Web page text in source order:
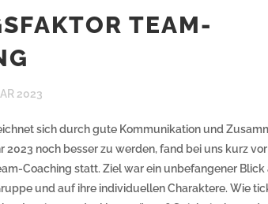
TEAM-
2023
sich durch gute Kommunikation und
2023 noch besser zu werden, fand bei uns kurz vor
Coaching statt. Ziel war ein unbefangener Blick
und auf ihre individuellen Charaktere. Wie